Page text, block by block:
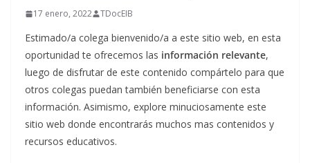
17 enero, 2022 TDocEIB
Estimado/a colega bienvenido/a a este sitio web, en esta
oportunidad te ofrecemos las información relevante,
luego de disfrutar de este contenido compártelo para que
otros colegas puedan también beneficiarse con esta
información. Asimismo, explore minuciosamente este
sitio web donde encontrarás muchos mas contenidos y
recursos educativos.